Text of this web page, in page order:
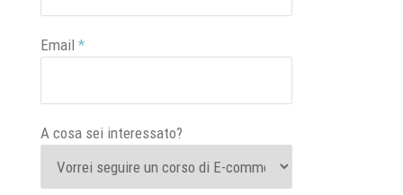
Email *
A cosa sei interessato?